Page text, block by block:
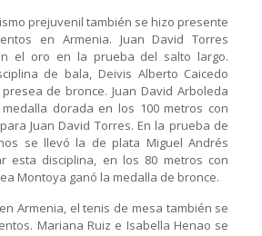
prejuvenil también se hizo presente
en Armenia. Juan David Torres
el oro en la prueba del salto largo.
de bala, Deivis Alberto Caicedo
de bronce. Juan David Arboleda
dorada en los 100 metros con
Juan David Torres. En la prueba de
se llevó la de plata Miguel Andrés
esta disciplina, en los 80 metros con
Montoya ganó la medalla de bronce.
Armenia, el tenis de mesa también se
Mariana Ruiz e Isabella Henao se